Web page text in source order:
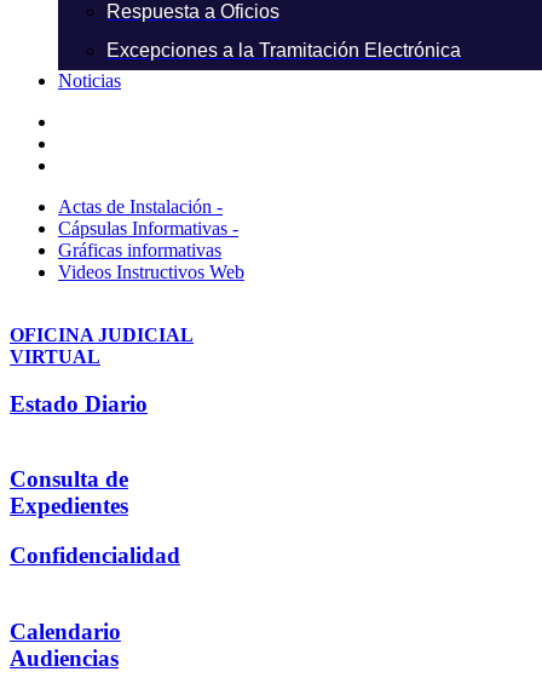
Respuesta a Oficios
Excepciones a la Tramitación Electrónica
Noticias
Actas de Instalación -
Cápsulas Informativas -
Gráficas informativas
Videos Instructivos Web
OFICINA JUDICIAL
VIRTUAL
Estado Diario
Consulta de
Expedientes
Confidencialidad
Calendario
Audiencias